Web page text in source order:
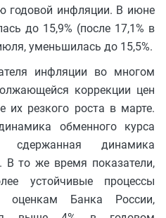
годовой инфляции. В июне
до 15,9% (после 17,1% в
уменьшилась до 15,5%.
инфляции во многом
коррекции цен
их резкого роста в марте.
обменного курса
динамика
В то же время показатели,
устойчивые процессы
оценкам Банка России,